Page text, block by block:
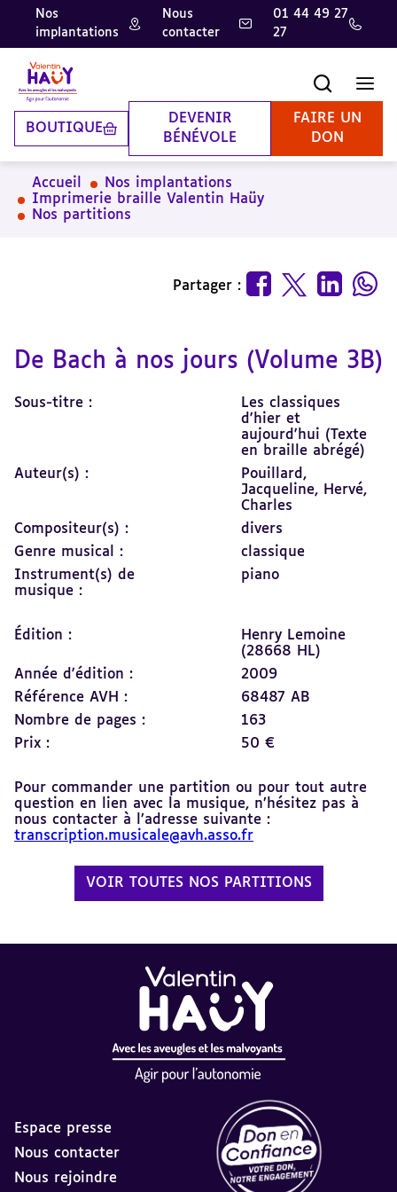
Aller
contenu
principal
Aller
pied
de
page
Aller
la
recherche
Nos
implantations
Nous
contacter
01 44 49 27
27
BOUTIQUE
DEVENIR
BÉNÉVOLE
FAIRE UN
DON
Accueil
Nos implantations
Imprimerie braille Valentin Haüy
Nos partitions
Partager :
De Bach à nos jours (Volume 3B)
Sous-titre :
Les classiques
d'hier et
aujourd'hui (Texte
en braille abrégé)
Auteur(s) :
Pouillard,
Jacqueline, Hervé,
Charles
Compositeur(s) :
divers
Genre musical :
classique
Instrument(s) de
musique :
piano
Édition :
Henry Lemoine
(28668 HL)
Année d'édition :
2009
Référence AVH :
68487 AB
Nombre de pages :
163
Prix :
50 €
Pour commander une partition ou pour tout autre
question en lien avec la musique, n’hésitez pas à
nous contacter à l’adresse suivante :
transcription.musicale@avh.asso.fr
VOIR TOUTES NOS PARTITIONS
Espace presse
Nous contacter
Nous rejoindre